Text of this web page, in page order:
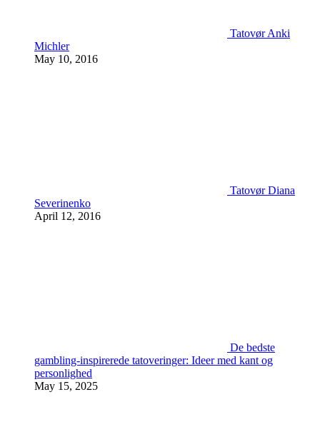
Tatovør Anki
Michler
May 10, 2016
Tatovør Diana
Severinenko
April 12, 2016
De bedste
gambling-inspirerede tatoveringer: Ideer med kant og
personlighed
May 15, 2025